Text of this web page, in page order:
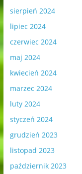
sierpień 2024
lipiec 2024
czerwiec 2024
maj 2024
kwiecień 2024
marzec 2024
luty 2024
styczeń 2024
grudzień 2023
listopad 2023
październik 2023